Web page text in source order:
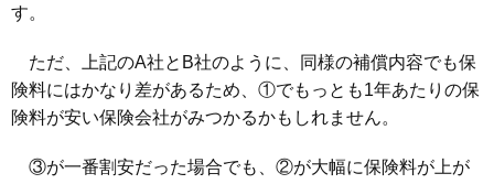
す。
ただ、上記のA社とB社のように、同様の補償内容でも保
険料にはかなり差があるため、①でもっとも1年あたりの保
険料が安い保険会社がみつかるかもしれません。
③が一番割安だった場合でも、②が大幅に保険料が上が